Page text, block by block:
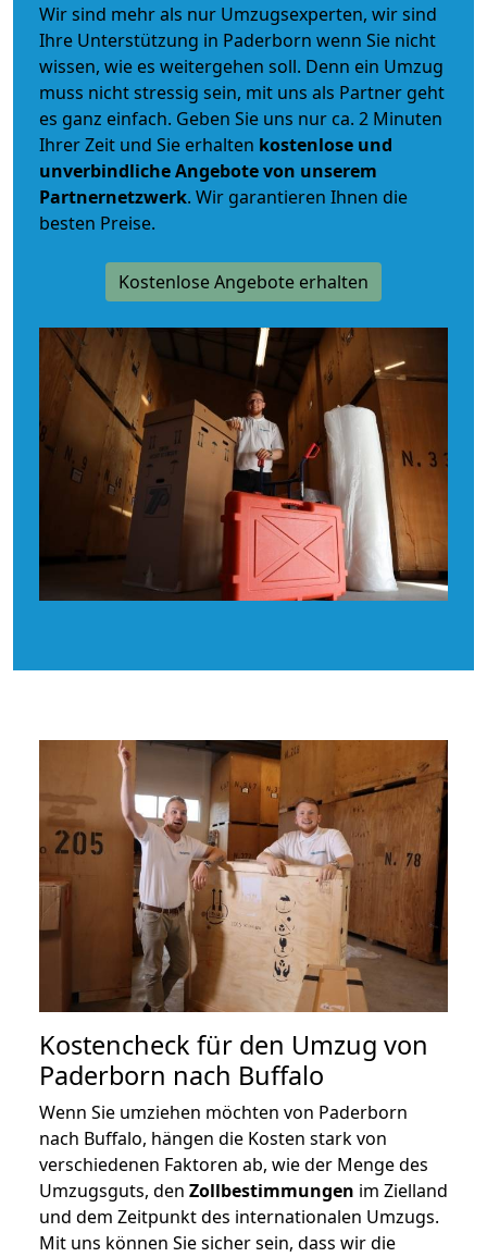
Wir sind mehr als nur Umzugsexperten, wir sind
Ihre Unterstützung in Paderborn wenn Sie nicht
wissen, wie es weitergehen soll. Denn ein Umzug
muss nicht stressig sein, mit uns als Partner geht
es ganz einfach. Geben Sie uns nur ca. 2 Minuten
Ihrer Zeit und Sie erhalten kostenlose und
unverbindlicheAngebote von unserem
Partnernetzwerk. Wir garantieren Ihnen die
besten Preise.
Kostenlose Angebote erhalten
Kostencheck für den Umzug von
Paderborn nach Buffalo
Wenn Sie umziehen möchten von Paderborn
nach Buffalo, hängen die Kosten stark von
verschiedenen Faktoren ab, wie der Menge des
Umzugsguts, den Zollbestimmungen im Zielland
und dem Zeitpunkt des internationalen Umzugs.
Mit uns können Sie sicher sein, dass wir die